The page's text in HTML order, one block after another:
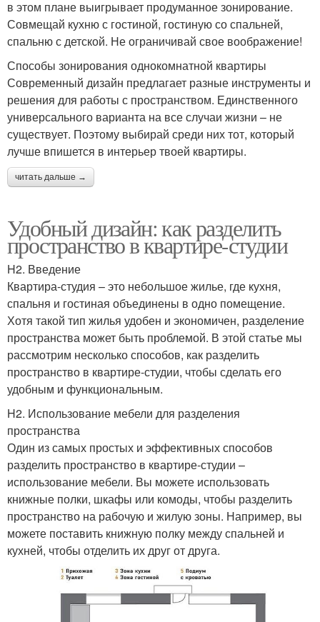
в этом плане выигрывает продуманное зонирование.
Совмещай кухню с гостиной, гостиную со спальней,
спальню с детской. Не ограничивай свое воображение!
Способы зонирования однокомнатной квартиры
Современный дизайн предлагает разные инструменты и
решения для работы с пространством. Единственного
универсального варианта на все случаи жизни – не
существует. Поэтому выбирай среди них тот, который
лучше впишется в интерьер твоей квартиры.
читать дальше →
Удобный дизайн: как разделить
пространство в квартире-студии
H2. Введение
Квартира-студия – это небольшое жилье, где кухня,
спальня и гостиная объединены в одно помещение.
Хотя такой тип жилья удобен и экономичен, разделение
пространства может быть проблемой. В этой статье мы
рассмотрим несколько способов, как разделить
пространство в квартире-студии, чтобы сделать его
удобным и функциональным.
H2. Использование мебели для разделения
пространства
Один из самых простых и эффективных способов
разделить пространство в квартире-студии –
использование мебели. Вы можете использовать
книжные полки, шкафы или комоды, чтобы разделить
пространство на рабочую и жилую зоны. Например, вы
можете поставить книжную полку между спальней и
кухней, чтобы отделить их друг от друга.